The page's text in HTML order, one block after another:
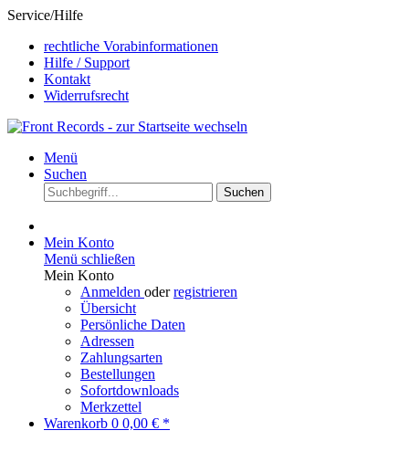
Service/Hilfe
rechtliche Vorabinformationen
Hilfe / Support
Kontakt
Widerrufsrecht
Menü
Suchen
Suchen
Mein Konto
Menü schließen
Mein Konto
Anmelden oderregistrieren
Übersicht
Persönliche Daten
Adressen
Zahlungsarten
Bestellungen
Sofortdownloads
Merkzettel
Warenkorb 0 0,00 € *